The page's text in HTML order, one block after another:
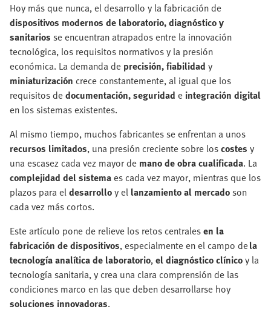
Hoy más que nunca, el desarrollo y la fabricación de
dispositivos modernos de laboratorio, diagnóstico y
sanitarios se encuentran atrapados entre la innovación
tecnológica, los requisitos normativos y la presión
económica. La demanda de precisión, fiabilidad y
miniaturización crece constantemente, al igual que los
requisitos dedocumentación, seguridad e integración digital
en los sistemas existentes.
Al mismo tiempo, muchos fabricantes se enfrentan a unos
recursos limitados, una presión creciente sobre loscostes y
una escasez cada vez mayor de mano de obra cualificada. La
complejidad del sistemaes cada vez mayor, mientras que los
plazos para eldesarrolloy el lanzamiento al mercado son
cada vez más cortos.
Este artículo pone de relieve los retos centralesen la
fabricación de dispositivos, especialmente en el campo dela
tecnología analítica de laboratorio,el diagnóstico clínicoy la
tecnología sanitaria, y crea una clara comprensión de las
condiciones marco en las que deben desarrollarse hoy
soluciones innovadoras.